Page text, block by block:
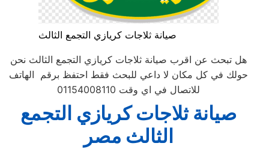
صيانة ثلاجات كريازي التجمع الثالث
هل تبحث عن اقرب صيانة ثلاجات كريازي التجمع الثالث نحن
حولك في كل مكان لا داعي للبحث فقط احتفظ برقم الهاتف
للاتصال في اي وقت 01154008110
صيانة ثلاجات كريازي التجمع
الثالث مصر